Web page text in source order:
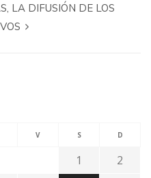
LA DIFUSIÓN DE LOS
V S D
1
2